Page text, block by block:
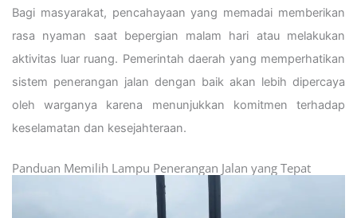
Bagi masyarakat, pencahayaan yang memadai memberikan
rasa nyaman saat bepergian malam hari atau melakukan
aktivitas luar ruang. Pemerintah daerah yang memperhatikan
sistem penerangan jalan dengan baik akan lebih dipercaya
oleh warganya karena menunjukkan komitmen terhadap
keselamatan dan kesejahteraan.
Panduan Memilih Lampu Penerangan Jalan yang Tepat